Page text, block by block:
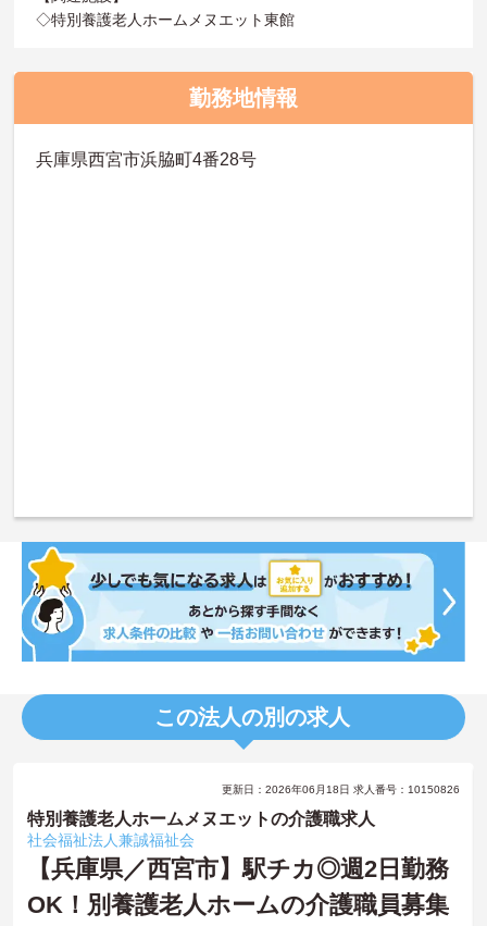
◇特別養護老人ホームメヌエット東館
勤務地情報
兵庫県西宮市浜脇町4番28号
この法人の別の求人
更新日：2026年06月18日 求人番号：10150826
特別養護老人ホームメヌエットの介護職求人
社会福祉法人兼誠福祉会
【兵庫県／西宮市】駅チカ◎週2日勤務
OK！別養護老人ホームの介護職員募集